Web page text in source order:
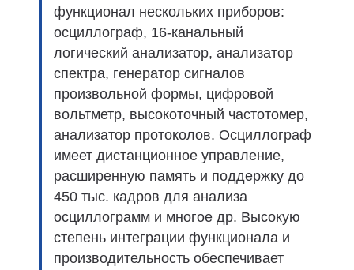
функционал нескольких приборов:
осциллограф, 16-канальный
логический анализатор, анализатор
спектра, генератор сигналов
произвольной формы, цифровой
вольтметр, высокоточный частотомер,
анализатор протоколов. Осциллограф
имеет дистанционное управление,
расширенную память и поддержку до
450 тыс. кадров для анализа
осциллограмм и многое др. Высокую
степень интеграции функционала и
производительность обеспечивает